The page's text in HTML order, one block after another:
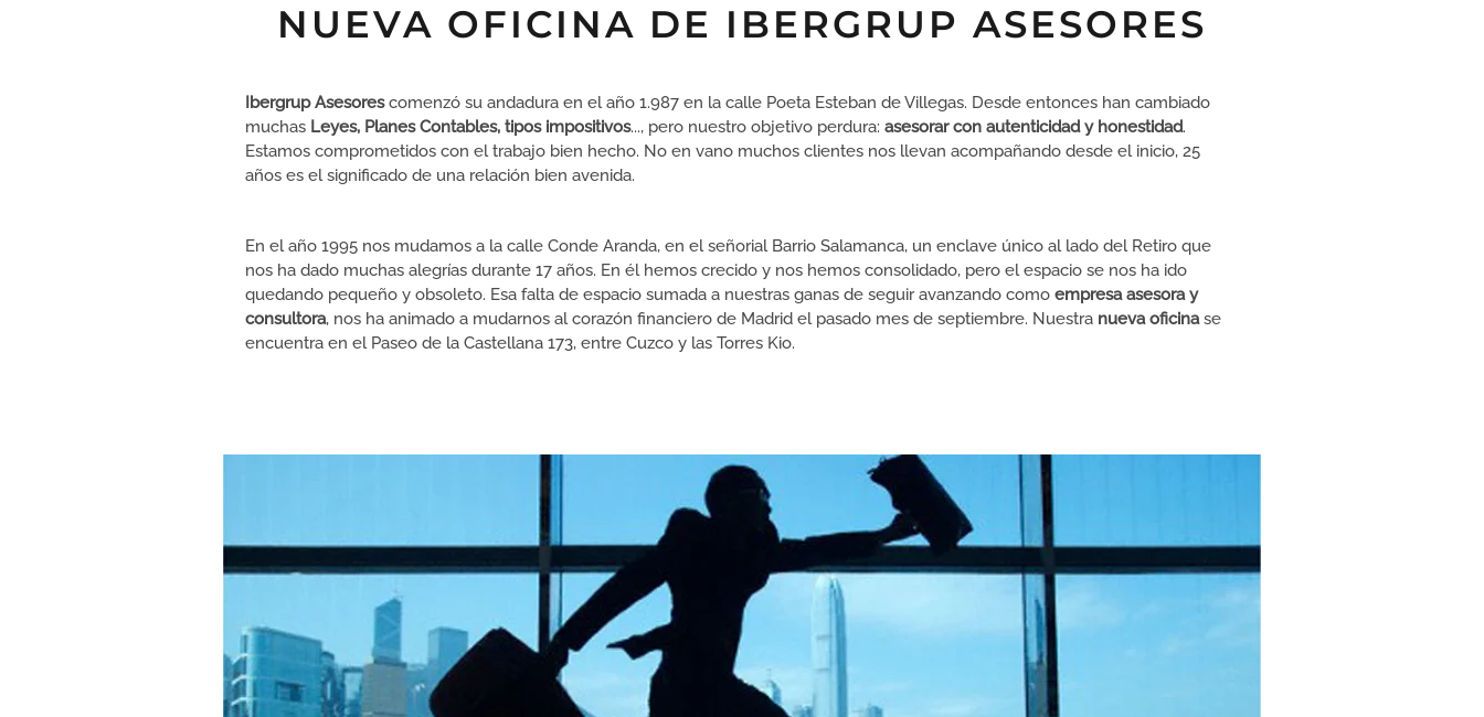
NUEVA OFICINA DE IBERGRUP ASESORES
Ibergrup Asesorescomenzó su andadura en el año 1.987 en la calle Poeta Esteban de Villegas. Desde entonces han cambiado
muchas Leyes, Planes Contables, tipos impositivos..., pero nuestro objetivo perdura: asesorar con autenticidad y honestidad.
Estamos comprometidos con el trabajo bien hecho. No en vano muchos clientes nos llevan acompañando desde el inicio, 25
años es el significado de una relación bien avenida.
En el año 1995 nos mudamos a la calle Conde Aranda, en el señorial Barrio Salamanca, un enclave único al lado del Retiro que
nos ha dado muchas alegrías durante 17 años. En él hemos crecido y nos hemos consolidado, pero el espacio se nos ha ido
quedando pequeño y obsoleto. Esa falta de espacio sumada a nuestras ganas de seguir avanzando como empresa asesora y
consultora, nos ha animado a mudarnos al corazón financiero de Madrid el pasado mes de septiembre. Nuestra nueva oficinase
encuentra en el Paseo de la Castellana 173, entre Cuzco y las Torres Kio.